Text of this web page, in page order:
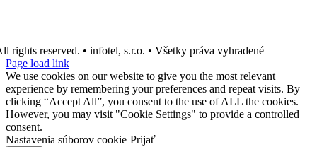
rights reserved. • infotel, s.r.o. • Všetky práva vyhradené
Page load link
We use cookies on our website to give you the most relevant
experience by remembering your preferences and repeat visits. By
clicking “Accept All”, you consent to the use of ALL the cookies.
However, you may visit "Cookie Settings" to provide a controlled
consent.
Nastavenia súborov cookie Prijať